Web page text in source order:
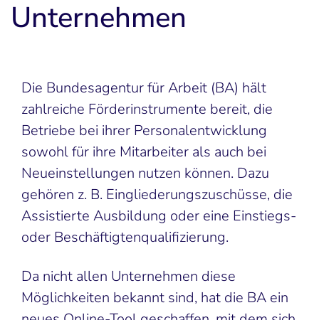
Unternehmen
Die Bundesagentur für Arbeit (BA) hält
zahlreiche Förderinstrumente bereit, die
Betriebe bei ihrer Personalentwicklung
sowohl für ihre Mitarbeiter als auch bei
Neueinstellungen nutzen können. Dazu
gehören z. B. Eingliederungszuschüsse, die
Assistierte Ausbildung oder eine Einstiegs-
oder Beschäftigtenqualifizierung.
Da nicht allen Unternehmen diese
Möglichkeiten bekannt sind, hat die BA ein